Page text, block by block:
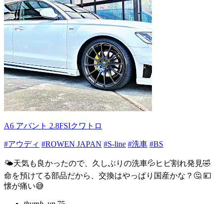
A6 アバント 2.8FSIクワトロ
#アウディ #ROWEN JAPAN #S-line #洗車 #BS
🌤天気も良かったので、久しぶりの洗車💦ヒビ割れ発見🤣
命を預けてる部品だから、交換はやっぱり国産かな？🤔 💴
懐が痛い😅